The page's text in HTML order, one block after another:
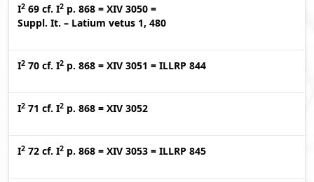
I2 69 cf. I2 p. 868 = XIV 3050 =
Suppl. It. – Latium vetus 1, 480
I2 70 cf. I2 p. 868 = XIV 3051 = ILLRP 844
I2 71 cf. I2 p. 868 = XIV 3052
I2 72 cf. I2 p. 868 = XIV 3053 = ILLRP 845